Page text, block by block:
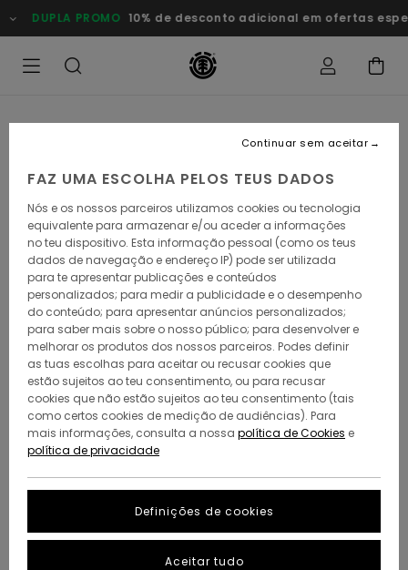
para
a
DUPLA PROMO 10% de desconto adicional em ofertas
FAZ UMA ESCOLHA PELOS TEUS DADOS
Nós e os nossos parceiros utilizamos cookies ou tecnologia
equivalente para armazenar e/ou aceder a informações
no teu dispositivo. Esta informação pessoal (como os teus
dados de navegação e endereço IP) pode ser utilizada
para te apresentar publicações e conteúdos
personalizados; para medir a publicidade e o desempenho
do conteúdo; para apresentar anúncios personalizados;
para saber mais sobre o nosso público; para desenvolver e
melhorar os produtos dos nossos parceiros. Podes definir
as tuas escolhas para aceitar ou recusar cookies que
estão sujeitos ao teu consentimento, ou para recusar
cookies que não estão sujeitos ao teu consentimento (tais
como certos cookies de medição de audiências). Para
mais informações, consulta a nossa política de Cookies e
política de privacidade
Definições de cookies
Continuar sem aceitar
Aceitar tudo